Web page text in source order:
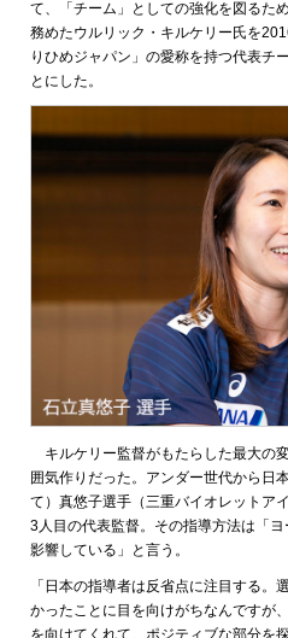
て、「チーム」としての強化を図るた
務めたウルリック・キルケリー氏を
りひめジャパン」の愛称を持つ代表チ
とにした。
キルケリー監督がもたらした最大の
囲気作りだった。アンダー世代から日
て）真悠子選手（三重バイオレットア
3人目の代表監督。その指導方法は「
影響している」と言う。
「日本の指導者は反省点に注目する。
かったことに目を向けがちなんですが